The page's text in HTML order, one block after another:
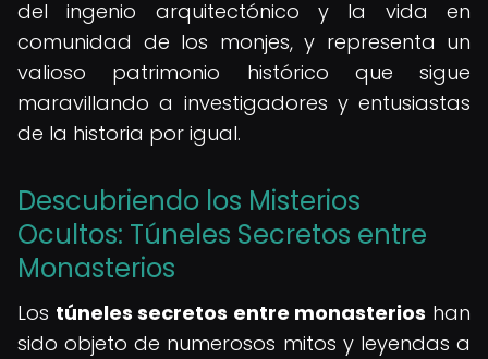
del ingenio arquitectónico y la vida en
comunidad de los monjes, y representa un
valioso patrimonio histórico que sigue
maravillando a investigadores y entusiastas
de la historia por igual.
Descubriendo los Misterios
Ocultos: Túneles Secretos entre
Monasterios
Los túneles secretos entre monasterios han
sido objeto de numerosos mitos y leyendas a